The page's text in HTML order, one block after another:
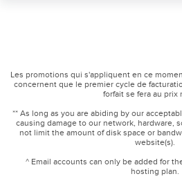
Les promotions qui s'appliquent en ce
concernent que le premier cycle de
forfait se fera au prix
** As long as you are abiding by our
causing damage to our network, hardware,
not limit the amount of disk space or
website(s).
^ Email accounts can only be added for
hosting plan.